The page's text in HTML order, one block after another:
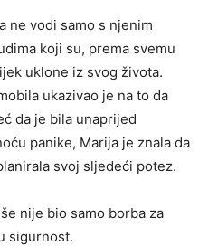
ne vodi samo s njenim
koji su, prema svemu
uklone iz svog života.
ukazivao je na to da
da je bila unaprijed
panike, Marija je znala da
svoj sljedeći potez.
nije bio samo borba za
sigurnost.